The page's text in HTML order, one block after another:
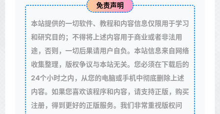
免责声明
本站提供的一切软件、教程和内容信息仅限用于学习
和研究目的；不得将上述内容用于商业或者非法用
途，否则，一切后果请用户自负。本站信息来自网络
收集整理，版权争议与本站无关。您必须在下载后的
24个小时之内，从您的电脑或手机中彻底删除上述
内容。如果您喜欢该程序和内容，请支持正版，购买
注册，得到更好的正版服务。我们非常重视版权问